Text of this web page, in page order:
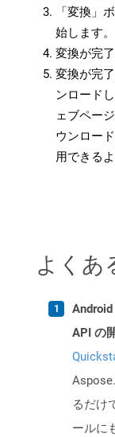
「変換」
始します。
変換が完
変換が完
ンロード
ェブペー
ウンロー
用できる
よくあ
API の
るだけ
ールに